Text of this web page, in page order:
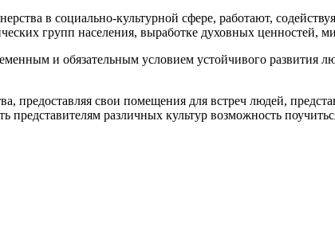
в социально-культурной сфере, работают,
групп населения, выработке духовных ценностей,
и обязательным условием устойчивого
предоставляя свои помещения для встреч людей,
различных культур возможность